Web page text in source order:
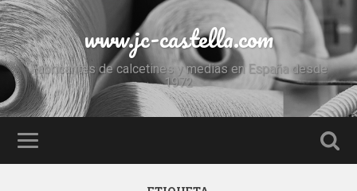
www.jc-castella.com
Fabricantes de calcetines y medias en España desde
1972